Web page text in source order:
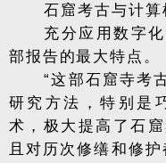
石窟考古与计
充分应用数字
部报告的最大特点。
“这部石窟寺考
研究方法，特别是
术，极大提高了石
且对历次修缮和修